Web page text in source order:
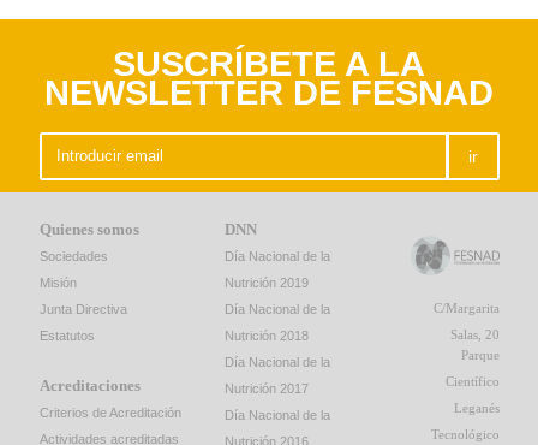
SUSCRÍBETE A LA
NEWSLETTER DE FESNAD
ir
Quienes somos
Sociedades
Misión
Junta Directiva
Estatutos
Acreditaciones
Criterios de Acreditación
Actividades acreditadas
DNN
Día Nacional de la
Nutrición 2019
Día Nacional de la
Nutrición 2018
Día Nacional de la
Nutrición 2017
Día Nacional de la
Nutrición 2016
C/Margarita
Salas, 20
Parque
Científico
Leganés
Tecnológico